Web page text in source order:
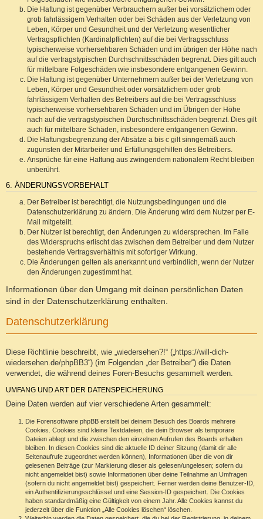
Die Haftung ist gegenüber Verbrauchern außer bei vorsätzlichem oder
grob fahrlässigem Verhalten oder bei Schäden aus der Verletzung von
Leben, Körper und Gesundheit und der Verletzung wesentlicher
Vertragspflichten (Kardinalpflichten) auf die bei Vertragsschluss
typischerweise vorhersehbaren Schäden und im übrigen der Höhe nach
auf die vertragstypischen Durchschnittsschäden begrenzt. Dies gilt auch
für mittelbare Folgeschäden wie insbesondere entgangenen Gewinn.
Die Haftung ist gegenüber Unternehmern außer bei der Verletzung von
Leben, Körper und Gesundheit oder vorsätzlichem oder grob
fahrlässigem Verhalten des Betreibers auf die bei Vertragsschluss
typischerweise vorhersehbaren Schäden und im Übrigen der Höhe
nach auf die vertragstypischen Durchschnittsschäden begrenzt. Dies gilt
auch für mittelbare Schäden, insbesondere entgangenen Gewinn.
Die Haftungsbegrenzung der Absätze a bis c gilt sinngemäß auch
zugunsten der Mitarbeiter und Erfüllungsgehilfen des Betreibers.
Ansprüche für eine Haftung aus zwingendem nationalem Recht bleiben
unberührt.
6. ÄNDERUNGSVORBEHALT
Der Betreiber ist berechtigt, die Nutzungsbedingungen und die
Datenschutzerklärung zu ändern. Die Änderung wird dem Nutzer per E-
Mail mitgeteilt.
Der Nutzer ist berechtigt, den Änderungen zu widersprechen. Im Falle
des Widerspruchs erlischt das zwischen dem Betreiber und dem Nutzer
bestehende Vertragsverhältnis mit sofortiger Wirkung.
Die Änderungen gelten als anerkannt und verbindlich, wenn der Nutzer
den Änderungen zugestimmt hat.
Informationen über den Umgang mit deinen persönlichen Daten
sind in der Datenschutzerklärung enthalten.
Datenschutzerklärung
Diese Richtlinie beschreibt, wie „wiedersehen?!“ („https://will-dich-
wiedersehen.de/phpBB3“) (im Folgenden „der Betreiber“) die Daten
verwendet, die während deines Foren-Besuchs gesammelt werden.
UMFANG UND ART DER DATENSPEICHERUNG
Deine Daten werden auf vier verschiedene Arten gesammelt:
Die Forensoftware phpBB erstellt bei deinem Besuch des Boards mehrere
Cookies. Cookies sind kleine Textdateien, die dein Browser als temporäre
Dateien ablegt und die zwischen den einzelnen Aufrufen des Boards erhalten
bleiben. In diesen Cookies sind die aktuelle ID deiner Sitzung (damit dir alle
Seitenaufrufe zugeordnet werden können), Informationen über die von dir
gelesenen Beiträge (zur Markierung dieser als gelesen/ungelesen; sofern du
nicht angemeldet bist) sowie Informationen über deine Teilnahme an Umfragen
(sofern du nicht angemeldet bist) gespeichert. Ferner werden deine Benutzer-ID,
ein Authentifizierungsschlüssel und eine Session-ID gespeichert. Die Cookies
haben standardmäßig eine Gültigkeit von einem Jahr. Alle Cookies kannst du
jederzeit über die Funktion „Alle Cookies löschen“ löschen.